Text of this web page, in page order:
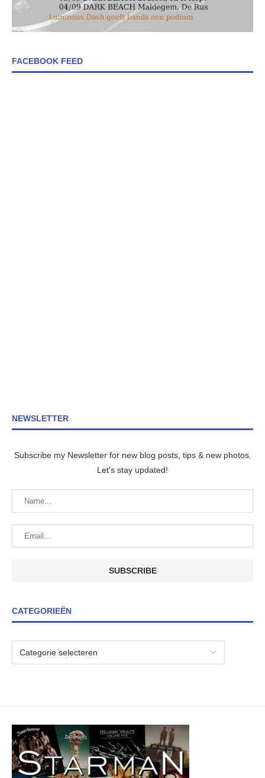
FACEBOOK FEED
NEWSLETTER
Subscribe my Newsletter for new blog posts, tips & new photos.
Let's stay updated!
CATEGORIEËN